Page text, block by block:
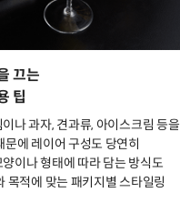
끄는
팁
나 과자, 견과류, 아이스크림 등을
에 레이어 구성도 당연히
이나 형태에 따라 담는 방식도
목적에 맞는 패키지별 스타일링